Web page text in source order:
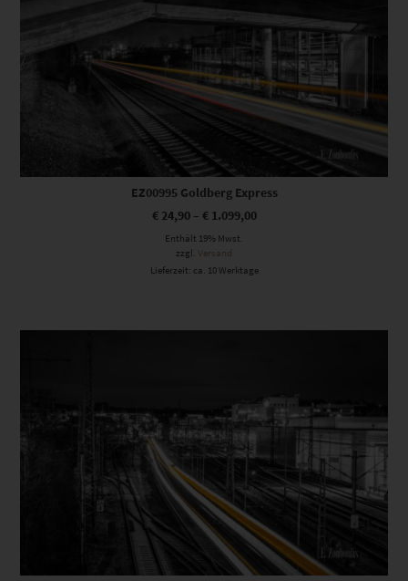
EZ00995 Goldberg Express
€24,90– €1.099,00
Enthält 19% Mwst.
zzgl.
Versand
Lieferzeit: ca. 10 Werktage
Dieses Produkt weist mehrere Varianten auf. Die Optionen können auf der Produktseite gewählt werden